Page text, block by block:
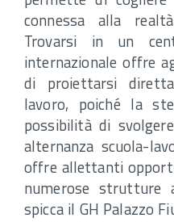
connessa alla
Trovarsi in un
internazionale offre
di proiettarsi
lavoro, poiché la
possibilità di
alternanza scuola-
offre allettanti
numerose strutture
spicca il GH Palazzo